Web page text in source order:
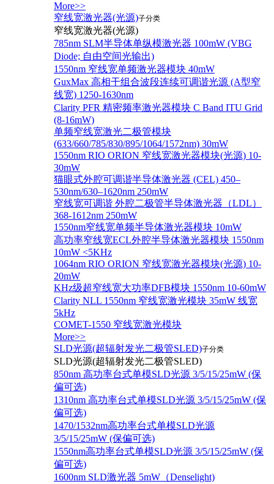
More>>
窄线宽激光器(光源)子分类
窄线宽激光器(光源)
785nm SLM半导体单纵模激光器 100mW (VBG
Diode; 自由空间光输出)
1550nm 窄线宽单频激光器模块 40mW
GuxMax 高相干组合波段连续可调谐光源 (A型窄
线宽) 1250-1630nm
Clarity PFR 精密频率激光器模块 C Band ITU Grid
(8-16mW)
单频窄线宽激光二极管模块
(633/660/785/830/895/1064/1572nm) 30mW
1550nm RIO ORION 窄线宽激光器模块(光源) 10-
30mW
猫眼式外腔可调谐半导体激光器 (CEL) 450–
530nm/630–1620nm 250mW
窄线宽可调谐 外腔二极管半导体激光器（LDL）
368-1612nm 250mW
1550nm窄线宽单频半导体激光器模块 10mW
高功率窄线宽ECL外腔半导体激光器模块 1550nm
10mW <5KHz
1064nm RIO ORION 窄线宽激光器模块(光源) 10-
20mW
KHz级超窄线宽大功率DFB模块 1550nm 10-60mW
Clarity NLL 1550nm 窄线宽激光模块 35mW 线宽
5kHz
COMET-1550 窄线宽激光模块
More>>
SLD光源(超辐射发光二极管SLED)子分类
SLD光源(超辐射发光二极管SLED)
850nm 高功率台式单模SLD光源 3/5/15/25mW (保
偏可选)
1310nm 高功率台式单模SLD光源 3/5/15/25mW (保
偏可选)
1470/1532nm高功率台式单模SLD光源
3/5/15/25mW (保偏可选)
1550nm高功率台式单模SLD光源 3/5/15/25mW (保
偏可选)
1600nm SLD激光器 5mW（Denselight)